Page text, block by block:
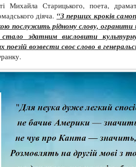
Михайла Старицького, поета,
діяча. “З перших кроків
послужить рідному слову,
здатним висловити культурну
возвести своє слово в